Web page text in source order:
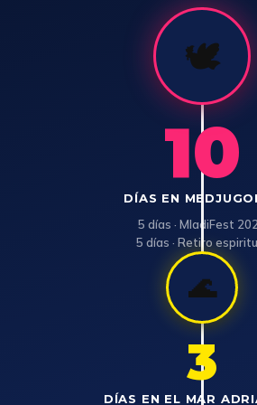
🕊️
10
DÍAS EN
5 días · MladiFest
5 días · Retiro
🌊
3
DÍAS EN EL MAR